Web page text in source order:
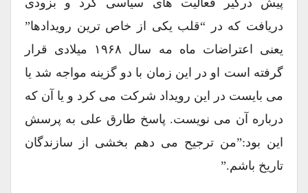
پیش درگیر فعالیت های سیاسی کرد و بزودی
دریافت که در “قلب یکی از خاص ترین رویدادها”
یعنی اعتراضات ماه مه سال ۱۹۶۸ میلادی قرار
گرفته است او در این زمان با دو گزینه مواجه شد یا
می بایست در این رویداد شرکت می کرد و یا آن که
درباره آن می نویست. پاسخ طارق علی به پرسش
این بود:”من ترجیح می دهم بخشی از سازندگان
تاریخ باشم.”